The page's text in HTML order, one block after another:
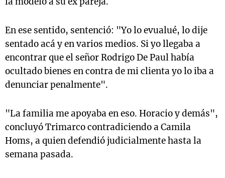
En ese sentido, sentenció: "Yo lo evualué, lo dije
sentado acá y en varios medios. Si yo llegaba a
encontrar que el señor Rodrigo De Paul había
ocultado bienes en contra de mi clienta yo lo iba a
denunciar penalmente".
"La familia me apoyaba en eso. Horacio y demás",
concluyó Trimarco contradiciendo a Camila
Homs, a quien defendió judicialmente hasta la
semana pasada.